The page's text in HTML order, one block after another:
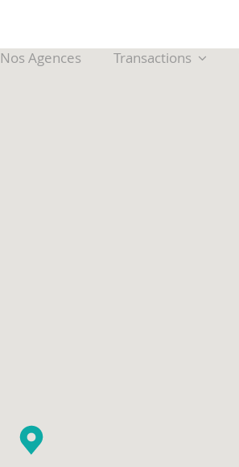
Nos Agences Transactions